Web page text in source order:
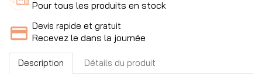
Pour tous les produits en stock
Devis rapide et gratuit
Recevez le dans la journée
Description Détails du produit